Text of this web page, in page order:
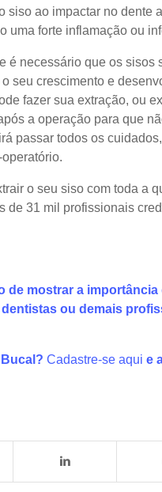
siso ao impactar no dente
uma forte inflamação ou
é necessário que os sisos
seu crescimento e
fazer sua extração, ou
a operação para que
passar todos os
o seu siso com toda a
de 31 mil profissionais
de mostrar a importância
ou demais
Cadastre-se aqui e